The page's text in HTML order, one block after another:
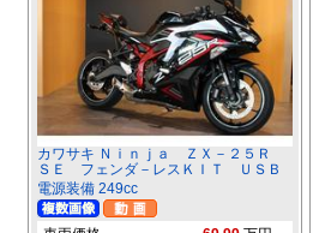
カワサキ Ｎｉｎｊａ ＺＸ－２５Ｒ
ＳＥ フェンダ－レスＫＩＴ ＵＳＢ
電源装備 249cc